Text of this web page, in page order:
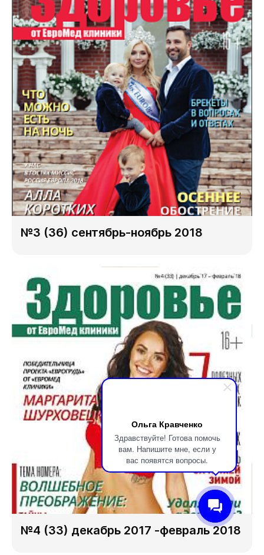
Ольга Кравченко
Здравствуйте! Готова помочь
вам. Напишите мне, если у
вас появятся вопросы.
№3 (36) сентябрь-ноябрь 2018
№4 (33) декабрь 2017 -февраль 2018